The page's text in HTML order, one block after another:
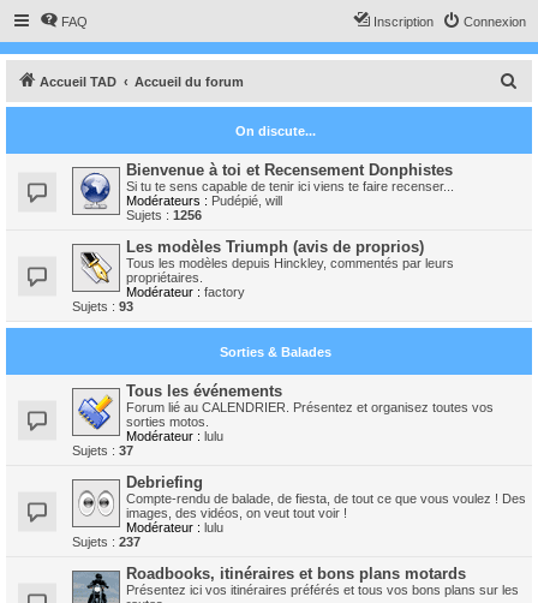
FAQ Connexion
Inscription
Accueil TAD Accueil du forum
e
On discute...
Bienvenue à toi et Recensement Donphistes
Si tu te sens capable de tenir ici viens te faire recenser...
Modérateurs : Pudépié will
Sujets : 1256
Les modèles Triumph (avis de proprios)
Tous les modèles depuis Hinckley, commentés par leurs
propriétaires.
Modérateur : factory
Sujets : 93
Sorties & Balades
Tous les événements
Forum lié au CALENDRIER. Présentez et organisez toutes vos
sorties motos.
Modérateur : lulu
Sujets : 37
Debriefing
Compte-rendu de balade, de fiesta, de tout ce que vous voulez ! Des
images, des vidéos, on veut tout voir !
Modérateur : lulu
Sujets : 237
Roadbooks, itinéraires et bons plans motards
Présentez ici vos itinéraires préférés et tous vos bons plans sur les